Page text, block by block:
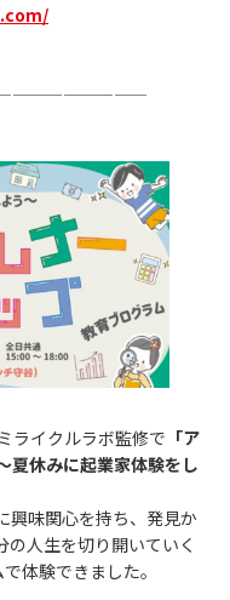
ライクルラボ監修で 「ア
夏休みに起業家体験をし
興味関心を持ち、発見か
の人生を切り開いていく
体験できました。